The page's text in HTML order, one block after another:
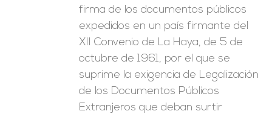
firma de los documentos públicos
expedidos en un país firmante del
XII Convenio de La Haya, de 5 de
octubre de 1961, por el que se
suprime la exigencia de Legalización
de los Documentos Públicos
Extranjeros que deban surtir